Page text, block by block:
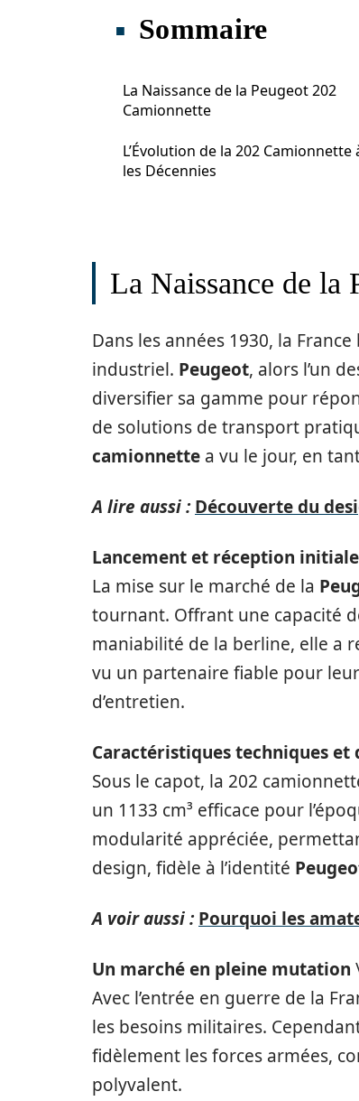
Sommaire
La Naissance de la Peugeot 202
Camionnette
L’Évolution de la 202 Camionnette
les Décennies
La Naissance de la
Dans les années 1930, la
industriel. Peugeot, alors l’un
diversifier sa gamme pour
de solutions de transport
camionnette a vu le jour, en
A lire aussi : Découverte du
Lancement et réception initiale
La mise sur le marché de la
tournant. Offrant une capacité
maniabilité de la berline, elle a
vu un partenaire fiable pour
d’entretien.
Caractéristiques techniques et
Sous le capot, la 202
un 1133 cm³ efficace pour
modularité appréciée,
design, fidèle à l’identité
A voir aussi : Pourquoi les
Un marché en pleine mutation
Avec l’entrée en guerre de la
les besoins militaires.
fidèlement les forces armées,
polyvalent.